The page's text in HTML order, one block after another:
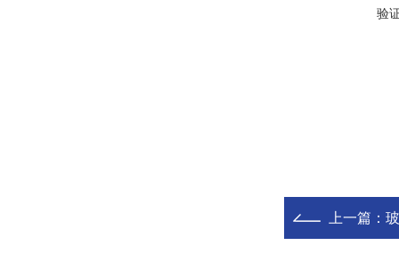
验
上一篇：